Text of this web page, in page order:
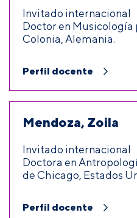
Invitado internacional
Doctor en
Colonia, Alemania.
Perfil docente
Mendoza, Zoila
Invitado internacional
Doctora en
de Chicago, Estados
Perfil docente